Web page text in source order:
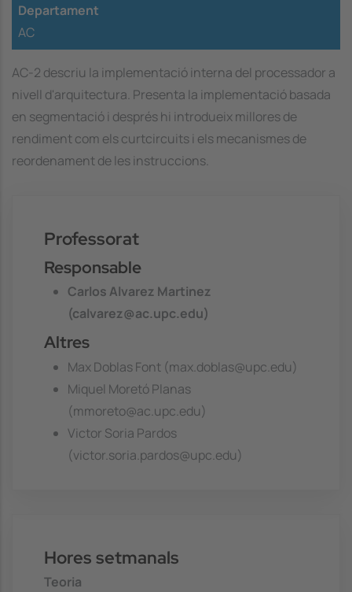
Departament
AC
AC-2 descriu la implementació interna del processador a
nivell d'arquitectura. Presenta la implementació basada
en segmentació i després hi introdueix millores de
rendiment com els curtcircuits i els mecanismes de
reordenament de les instruccions.
Professorat
Responsable
Carlos Alvarez Martinez
(calvarez@ac.upc.edu)
Altres
Max Doblas Font (max.doblas@upc.edu)
Miquel Moretó Planas
(mmoreto@ac.upc.edu)
Victor Soria Pardos
(victor.soria.pardos@upc.edu)
Hores setmanals
Teoria